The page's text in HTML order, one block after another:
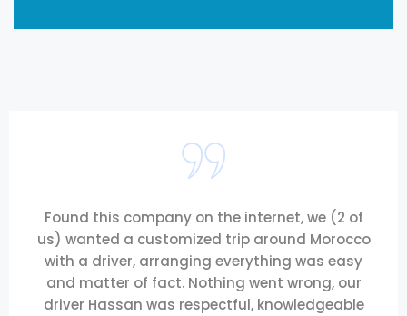
Found this company on the internet, we (2 of
us) wanted a customized trip around Morocco
with a driver, arranging everything was easy
and matter of fact. Nothing went wrong, our
driver Hassan was respectful, knowledgeable